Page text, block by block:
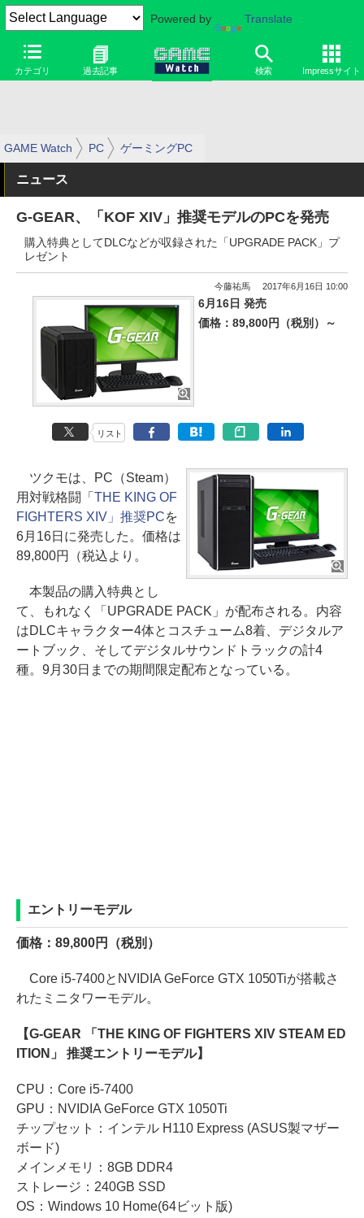
Powered by Translate
カテゴリ 過去記事 検索 Impressサイト
GAME Watch PC ゲーミングPC
ニュース
G-GEAR、「KOF XIV」推奨モデルのPCを発売
購入特典としてDLCなどが収録された「UPGRADE PACK」プ
レゼント
今藤祐馬 2017年6月16日 10:00
6月16日 発売
価格：89,800円（税別）～
リスト
ツクモは、PC（Steam）
用対戦格闘「 THE KING OF
FIGHTERS XIV」推奨PCを
6月16日に発売した。価格は
89,800円（税込より。
本製品の購入特典とし
て、もれなく「UPGRADE PACK」が配布される。内容
はDLCキャラクター4体とコスチューム8着、デジタルア
ートブック、そしてデジタルサウンドトラックの計4
種。9月30日までの期間限定配布となっている。
エントリーモデル
価格：89,800円（税別）
Core i5-7400とNVIDIA GeForce GTX 1050Tiが搭載さ
れたミニタワーモデル。
【G-GEAR 「THE KING OF FIGHTERS XIV STEAM ED
ITION」 推奨エントリーモデル】
CPU：Core i5-7400
GPU：NVIDIA GeForce GTX 1050Ti
チップセット：インテル H110 Express (ASUS製マザー
ボード)
メインメモリ：8GB DDR4
ストレージ：240GB SSD
OS：Windows 10 Home(64ビット版)